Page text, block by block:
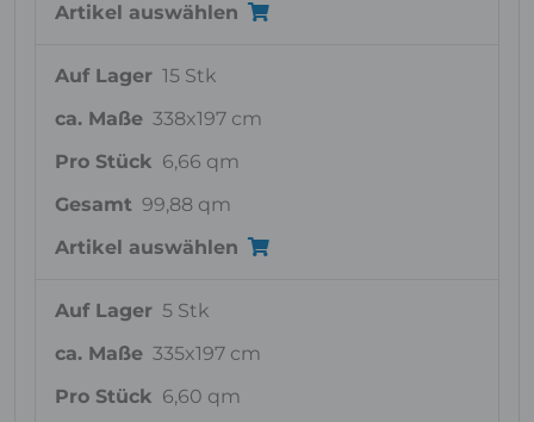
Artikel auswählen
Auf Lager 15 Stk
ca. Maße 338x197 cm
Pro Stück 6,66 qm
Gesamt 99,88 qm
Artikel auswählen
Auf Lager 5 Stk
ca. Maße 335x197 cm
Pro Stück 6,60 qm